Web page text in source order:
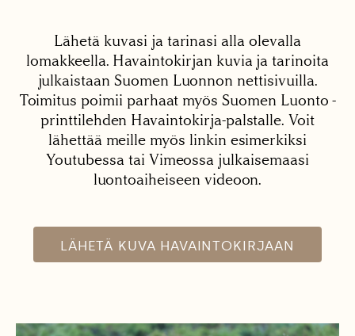
Lähetä kuvasi ja tarinasi alla olevalla
lomakkeella. Havaintokirjan kuvia ja tarinoita
julkaistaan Suomen Luonnon nettisivuilla.
Toimitus poimii parhaat myös Suomen Luonto -
printtilehden Havaintokirja-palstalle. Voit
lähettää meille myös linkin esimerkiksi
Youtubessa tai Vimeossa julkaisemaasi
luontoaiheiseen videoon.
LÄHETÄ KUVA HAVAINTOKIRJAAN